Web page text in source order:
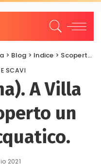
> Blog > Indice > Scoperte e scavi
SCAVI
A Villa
un
2021